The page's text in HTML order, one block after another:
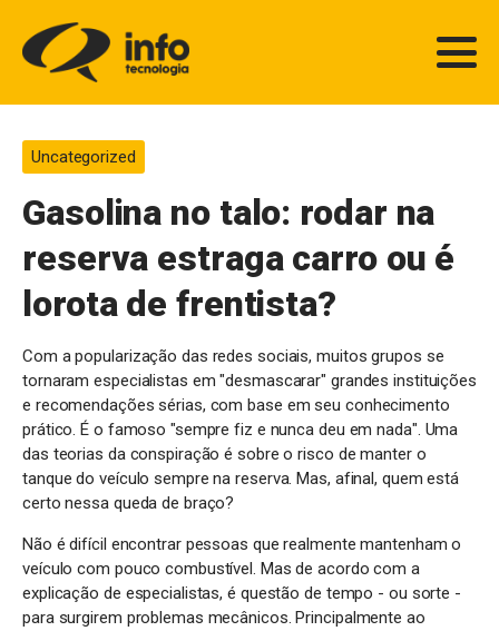
Uncategorized
Gasolina no talo: rodar na
reserva estraga carro ou é
lorota de frentista?
Com a popularização das redes sociais, muitos grupos se
tornaram especialistas em "desmascarar" grandes instituições
e recomendações sérias, com base em seu conhecimento
prático. É o famoso "sempre fiz e nunca deu em nada". Uma
das teorias da conspiração é sobre o risco de manter o
tanque do veículo sempre na reserva. Mas, afinal, quem está
certo nessa queda de braço?
Não é difícil encontrar pessoas que realmente mantenham o
veículo com pouco combustível. Mas de acordo com a
explicação de especialistas, é questão de tempo - ou sorte -
para surgirem problemas mecânicos. Principalmente ao